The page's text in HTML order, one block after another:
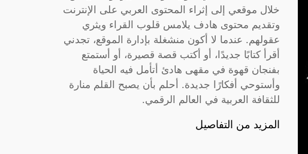
خلال موقعي إلى إثراء المحتوى العربي على الإنترنت
وتقديم محتوى هادف يلامس قلوب القراء ويثري
عقولهم. عندما لا أكون منشغلة بإدارة الموقع، تجدني
أقرأ كتابًا جديدًا، أو أكتب قصة قصيرة، أو أستمتع
بفنجان قهوة في مقهى هادئ أتأمل فيه الحياة
وأستوحي أفكارًا جديدة. أحلم بأن يصبح القلم منارة
للثقافة العربية في العالم الرقمي.
المزيد من التفاصيل